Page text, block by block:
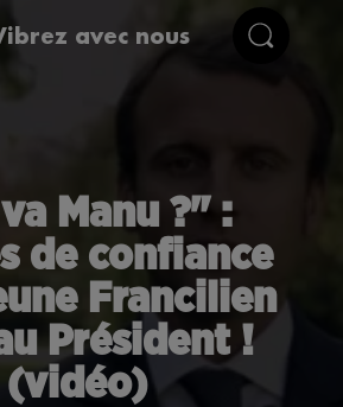
avec nous
Manu ?" :
de confiance
Francilien
Président !
(vidéo)